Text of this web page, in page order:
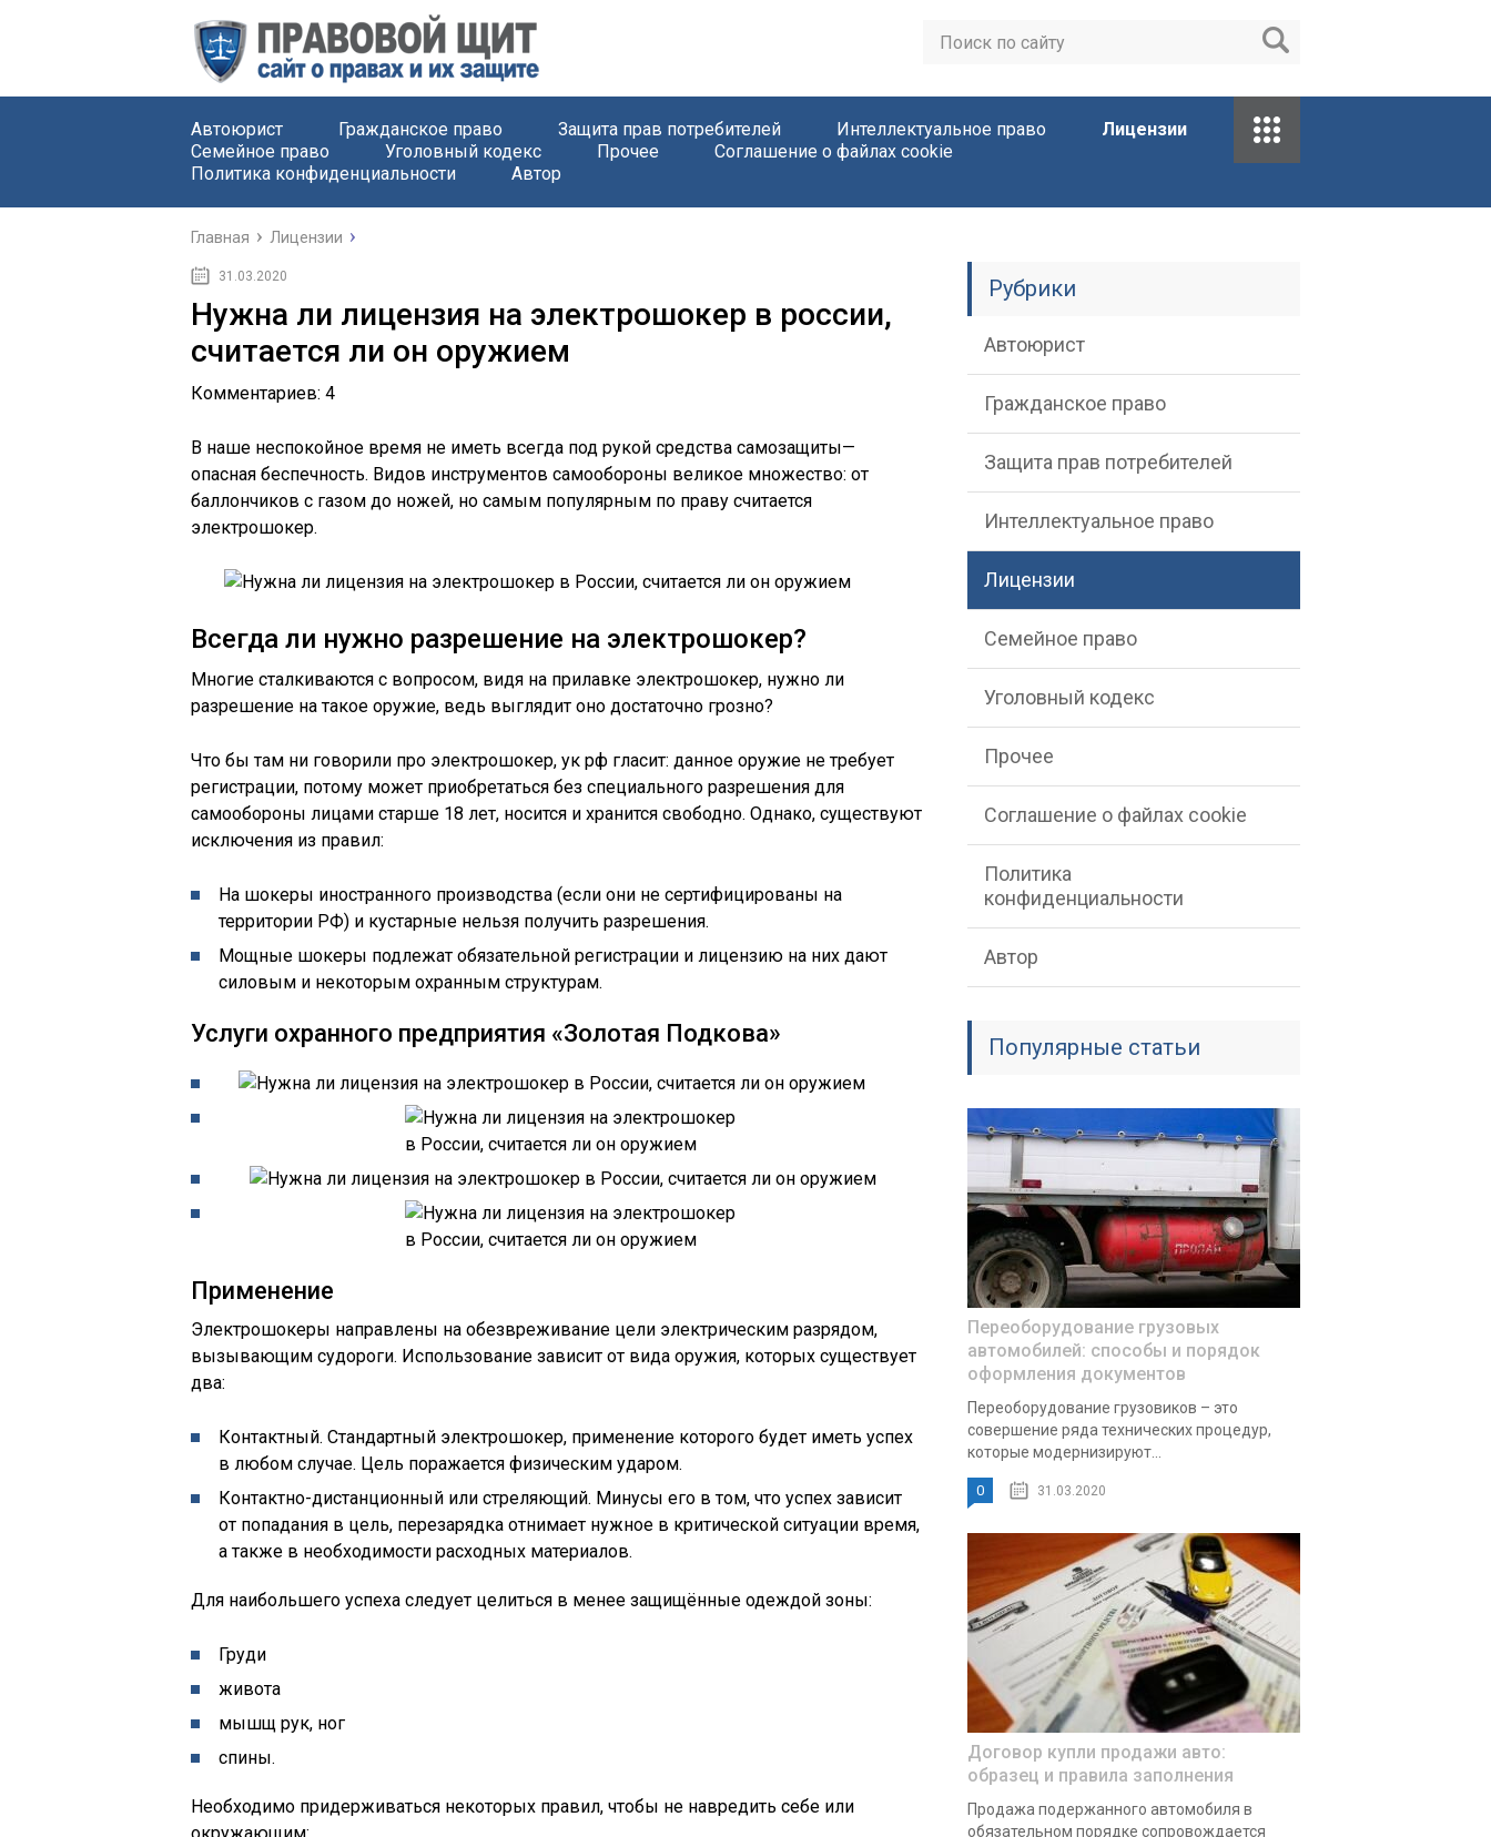
Автоюрист Гражданское право Защита прав потребителей Интеллектуальное право
Лицензии
Семейное право
Уголовный кодекс Прочее
Соглашение о файлах cookie
Политика конфиденциальности
Автор
Главная Лицензии
31.03.2020
Нужна ли лицензия на электрошокер в россии,
считается ли он оружием
Комментариев: 4
В наше неспокойное время не иметь всегда под рукой средства самозащиты—
опасная беспечность. Видов инструментов самообороны великое множество: от
баллончиков с газом до ножей, но самым популярным по праву считается
электрошокер.
Всегда ли нужно разрешение на электрошокер?
Многие сталкиваются с вопросом, видя на прилавке электрошокер, нужно ли
разрешение на такое оружие, ведь выглядит оно достаточно грозно?
Что бы там ни говорили про электрошокер, ук рф гласит: данное оружие не требует
регистрации, потому может приобретаться без специального разрешения для
самообороны лицами старше 18 лет, носится и хранится свободно. Однако, существуют
исключения из правил:
На шокеры иностранного производства (если они не сертифицированы на
территории РФ) и кустарные нельзя получить разрешения.
Мощные шокеры подлежат обязательной регистрации и лицензию на них дают
силовым и некоторым охранным структурам.
Услуги охранного предприятия «Золотая Подкова»
Применение
Электрошокеры направлены на обезвреживание цели электрическим разрядом,
вызывающим судороги. Использование зависит от вида оружия, которых существует
два:
Контактный. Стандартный электрошокер, применение которого будет иметь успех
в любом случае. Цель поражается физическим ударом.
Контактно-дистанционный или стреляющий. Минусы его в том, что успех зависит
от попадания в цель, перезарядка отнимает нужное в критической ситуации время,
а также в необходимости расходных материалов.
Для наибольшего успеха следует целиться в менее защищённые одеждой зоны:
Груди
живота
мышщ рук, ног
спины.
Необходимо придерживаться некоторых правил, чтобы не навредить себе или
Рубрики
Автоюрист
Гражданское право
Защита прав потребителей
Интеллектуальное право
Лицензии
Семейное право
Уголовный кодекс
Прочее
Соглашение о файлах cookie
Политика
конфиденциальности
Автор
Популярные статьи
Переоборудование грузовых
автомобилей: способы и порядок
оформления документов
Переоборудование грузовиков – это
совершение ряда технических процедур,
которые модернизируют...
0 31.03.2020
Договор купли продажи авто:
образец и правила заполнения
Продажа подержанного автомобиля в
обязательном порядке сопровождается